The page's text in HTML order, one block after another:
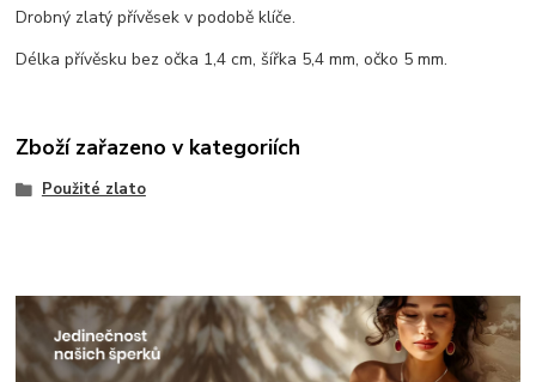
Drobný zlatý přívěsek v podobě klíče.
Délka přívěsku bez očka 1,4 cm, šířka 5,4 mm, očko 5 mm.
Zboží zařazeno v kategoriích
Použité zlato